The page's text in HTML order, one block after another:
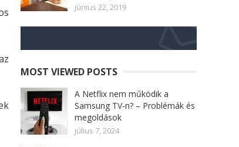
június 22, 2019
MOST VIEWED POSTS
A Netflix nem működik a
Samsung TV-n? – Problémák és
megoldások
július 7, 2024